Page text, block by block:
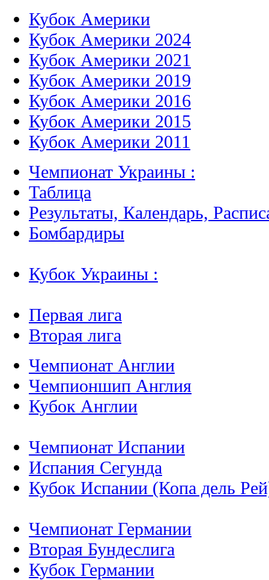
Кубок Америки
Кубок Америки 2024
Кубок Америки 2021
Кубок Америки 2019
Кубок Америки 2016
Кубок Америки 2015
Кубок Америки 2011
Чемпионат Украины :
Таблица
Результаты, Календарь,
Бомбардиры
Кубок Украины :
Первая лига
Вторая лига
Чемпионат Англии
Чемпионшип Англия
Кубок Англии
Чемпионат Испании
Испания Сегунда
Кубок Испании (Копа дель
Чемпионат Германии
Вторая Бундеслига
Кубок Германии